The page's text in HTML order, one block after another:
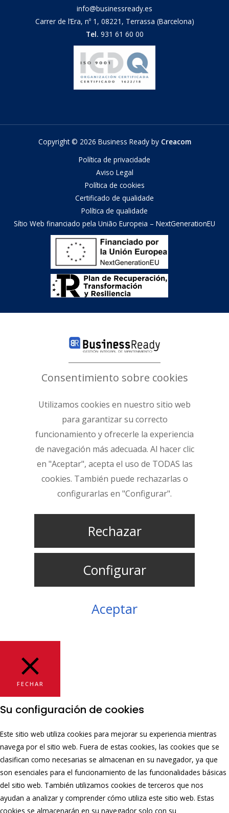
info@businessready.es
Carrer de l’Era, nº 1, 08221, Terrassa (Barcelona)
Tel. 931 61 60 00
Copyright © 2026 Business Ready by Creacom
Política de privacidade
Aviso Legal
Política de cookies
Certificado de qualidade
Política de qualidade
Sítio Web financiado pela União Europeia – NextGenerationEU
Consentimiento sobre cookies
Utilizamos cookies en nuestro sitio web
para garantizar su correcto
funcionamiento y ofrecerle la experiencia
de navegación más adecuada. Al hacer clic
en "Aceptar", acepta el uso de TODAS las
cookies. También puede rechazarlas o
configurarlas en "Configurar".
Rechazar
Configurar
Aceptar
FECHAR
Su configuración de cookies
Este sitio web utiliza cookies para mejorar su experiencia mientras
navega por el sitio web. Fuera de estas cookies, las cookies que se
clasifican como necesarias se almacenan en su navegador, ya que
son esenciales para el funcionamiento de las funcionalidades básicas
del sitio web. También utilizamos cookies de terceros que nos
ayudan a analizar y comprender cómo utiliza este sitio web. Estas
cookies se almacenarán en su navegador solo con su